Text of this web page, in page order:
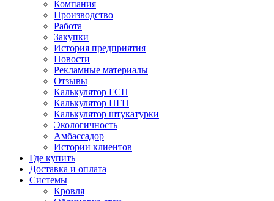
Компания
Производство
Работа
Закупки
История предприятия
Новости
Рекламные материалы
Отзывы
Калькулятор ГСП
Калькулятор ПГП
Калькулятор штукатурки
Экологичность
Амбассадор
Истории клиентов
Где купить
Доставка и оплата
Системы
Кровля